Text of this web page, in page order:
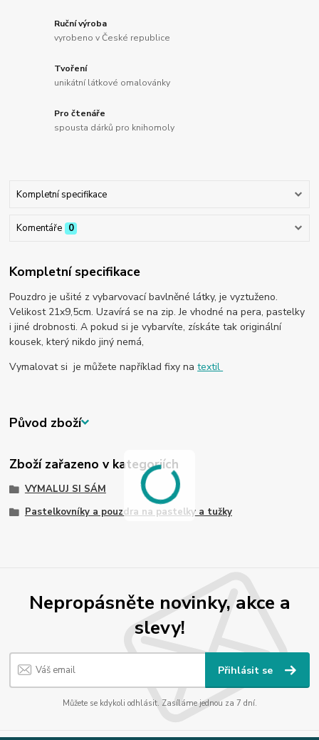
Ruční výroba
vyrobeno v České republice
Tvoření
unikátní látkové omalovánky
Pro čtenáře
spousta dárků pro knihomoly
Kompletní specifikace
Komentáře 0
Kompletní specifikace
Pouzdro je ušité z vybarvovací bavlněné látky, je vyztuženo.
Velikost 21x9,5cm. Uzavírá se na zip. Je vhodné na pera, pastelky
i jiné drobnosti. A pokud si je vybarvíte, získáte tak originální
kousek, který nikdo jiný nemá,
Vymalovat si je můžete například fixy natextil
Původ zboží
Zboží zařazeno v kategoriích
VYMALUJ SI SÁM
Pastelkovníky a pouzdra na pastelky a tužky
Nepropásněte novinky, akce a
slevy!
Přihlásit se
Můžete se kdykoli odhlásit. Zasíláme jednou za 7 dní.